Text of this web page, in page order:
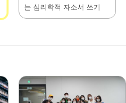
는 심리학적 자소서 쓰기